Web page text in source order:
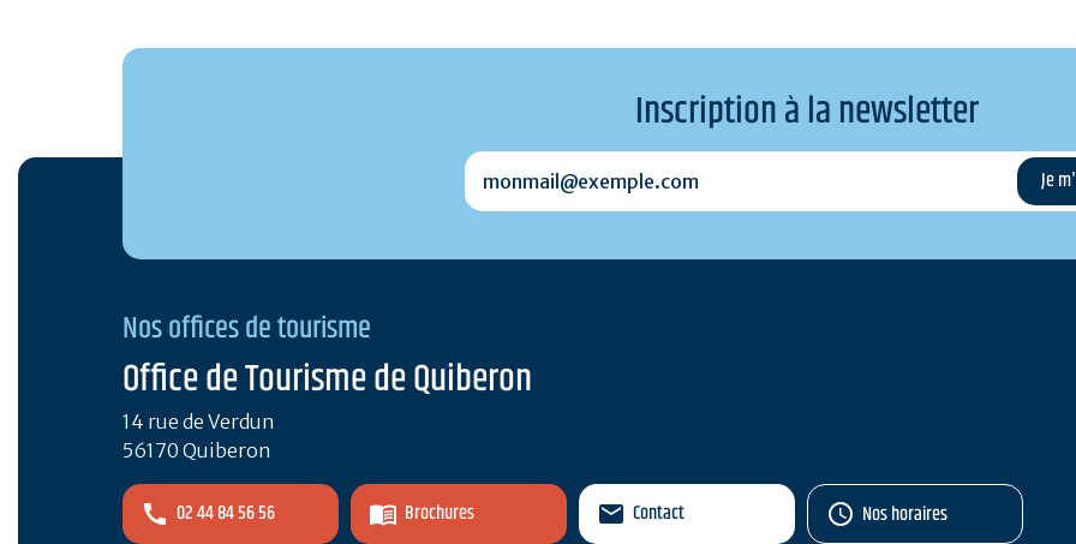
Inscription à la newsletter
monmail@exemple.com
Nos offices de tourisme
Office de Tourisme de Quiberon
14 rue de Verdun
56170 Quiberon
02 44 84 56 56 Brochures Contact Nos horaires